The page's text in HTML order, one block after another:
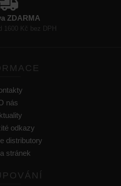
ZDARMA
1600 Kč bez DPH
nás
odkazy
distributory
stránek